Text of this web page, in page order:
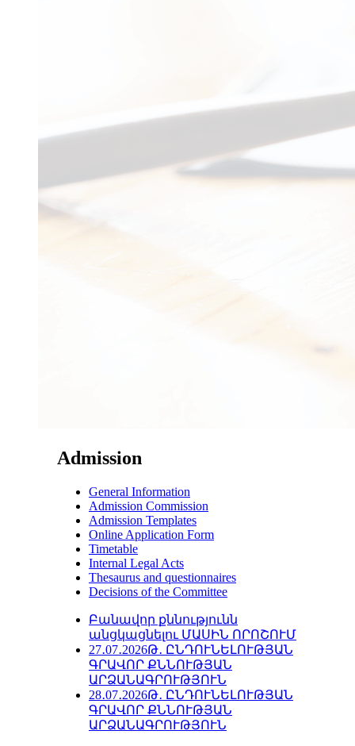
Admission
General Information
Admission Commission
Admission Templates
Online Application Form
Timetable
Internal Legal Acts
Thesaurus and questionnaires
Decisions of the Committee
Բանավոր քննությունն
անցկացնելու ՄԱՍԻՆ ՈՐՈՇՈՒՄ
27․07․2026Թ․ ԸՆԴՈՒՆԵԼՈՒԹՅԱՆ
ԳՐԱՎՈՐ ՔՆՆՈՒԹՅԱՆ
ԱՐՁԱՆԱԳՐՈՒԹՅՈՒՆ
28․07․2026Թ․ ԸՆԴՈՒՆԵԼՈՒԹՅԱՆ
ԳՐԱՎՈՐ ՔՆՆՈՒԹՅԱՆ
ԱՐՁԱՆԱԳՐՈՒԹՅՈՒՆ